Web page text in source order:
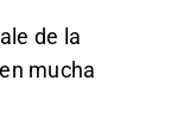
de la
mucha